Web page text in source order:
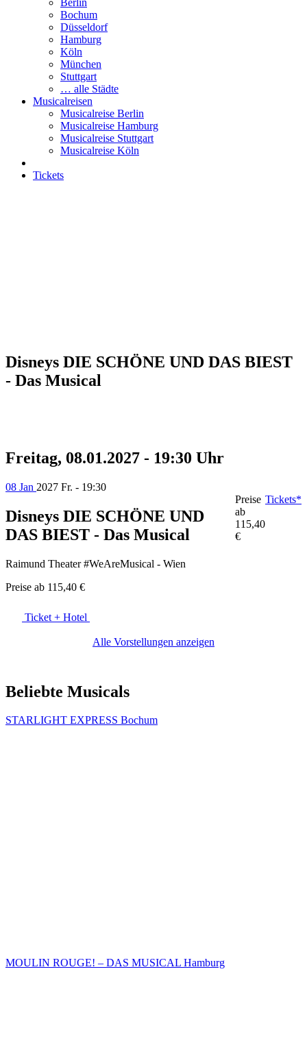
Berlin
Bochum
Düsseldorf
Hamburg
Köln
München
Stuttgart
… alle Städte
Musicalreisen
Musicalreise Berlin
Musicalreise Hamburg
Musicalreise Stuttgart
Musicalreise Köln
Tickets
Disneys DIE SCHÖNE UND DAS BIEST
- Das Musical
Freitag, 08.01.2027 - 19:30 Uhr
08 Jan 2027 Fr. - 19:30
Disneys DIE SCHÖNE UND
DAS BIEST - Das Musical
Raimund Theater #WeAreMusical - Wien
Preise ab 115,40 €
Preise
ab
115,40
€
Tickets*
Ticket + Hotel
Alle Vorstellungen anzeigen
Beliebte Musicals
STARLIGHT EXPRESS Bochum
MOULIN ROUGE! – DAS MUSICAL Hamburg